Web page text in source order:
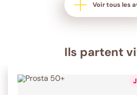
Voir tous les
Ils partent